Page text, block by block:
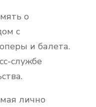
о
с
и балета.
службе
лично